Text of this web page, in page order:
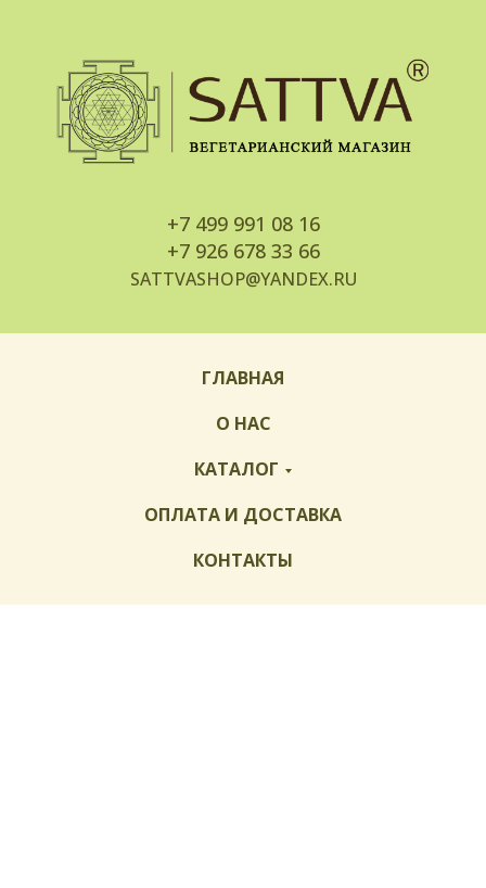
+7 499 991 08 16
+7 926 678 33 66
SATTVASHOP@YANDEX.RU
ГЛАВНАЯ
О НАС
КАТАЛОГ
ОПЛАТА И ДОСТАВКА
КОНТАКТЫ